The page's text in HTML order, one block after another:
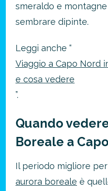
smeraldo e
sembrare dipinte.
Leggi anche “
Viaggio a Capo Nord
e cosa vedere
”.
Quando
Boreale a
Il periodo migliore per
aurora boreale è